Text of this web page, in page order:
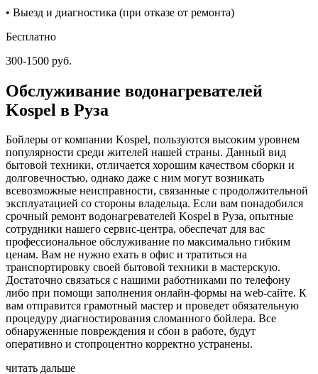
• Выезд и диагностика (при отказе от ремонта)
Бесплатно
300-1500 руб.
Обслуживание водонагревателей
Kospel в Руза
Бойлеры от компании Kospel, пользуются высоким уровнем
популярности среди жителей нашей страны. Данный вид
бытовой техники, отличается хорошим качеством сборки и
долговечностью, однако даже с ним могут возникать
всевозможные неисправности, связанные с продолжительной
эксплуатацией со стороны владельца. Если вам понадобился
срочный ремонт водонагревателей Kospel в Руза, опытные
сотрудники нашего сервис-центра, обеспечат для вас
профессиональное обслуживание по максимально гибким
ценам. Вам не нужно ехать в офис и тратиться на
транспортировку своей бытовой техники в мастерскую.
Достаточно связаться с нашими работниками по телефону
либо при помощи заполнения онлайн-формы на web-сайте. К
вам отправится грамотный мастер и проведет обязательную
процедуру диагностирования сломанного бойлера. Все
обнаруженные повреждения и сбои в работе, будут
оперативно и стопроцентно корректно устранены.
читать дальше